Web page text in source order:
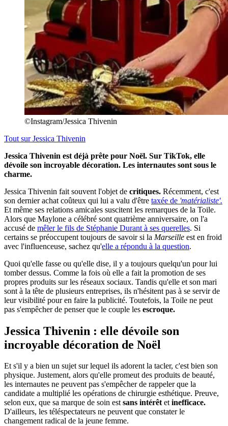
©Instagram/Jessica Thivenin
Tout surJessica Thivenin
Jessica Thivenin est déjà prête pour Noël. Sur TikTok, elle
dévoile son incroyable décoration. Les internautes sont sous le
charme.
Jessica Thivenin fait souvent l'objet de critiques. Récemment, c'est
son dernier achat coûteux qui lui a valu d'être taxée de 'matérialiste'.
Et même ses relations amicales suscitent les remarques de la Toile.
Alors que Maylone a célébré sont quatrième anniversaire, on l'a
accusé de mêler le fils de Stéphanie Durant à ses querelles. Si
certains se préoccupent toujours de savoir si la Marseille est en froid
avec l'influenceuse, sachez qu'elle a répondu à la question.
Quoi qu'elle fasse ou qu'elle dise, il y a toujours quelqu'un pour lui
tomber dessus. Comme la fois où elle a fait la promotion de ses
propres produits sur les réseaux sociaux. Tandis qu'elle et son mari
sont à la tête de plusieurs entreprises, ils n'hésitent pas à se servir de
leur visibilité pour en faire la publicité. Toutefois, la Toile ne peut
pas s'empêcher de penser que le couple les escroque.
Jessica Thivenin : elle dévoile son
incroyable décoration de Noël
Et s'il y a bien un sujet sur lequel ils adorent la tacler, c'est bien son
physique. Justement, alors qu'elle promeut des produits de beauté,
les internautes ne peuvent pas s'empêcher de rappeler que la
candidate a multiplié les opérations de chirurgie esthétique. Preuve,
selon eux, que sa marque de soin estsans intérêtetinefficace.
D'ailleurs, les téléspectateurs ne peuvent que constater le
changement radical de la jeune femme.